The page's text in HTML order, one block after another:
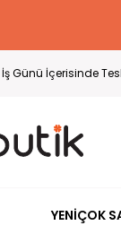
İş Günü İçerisinde
YENİÇOK